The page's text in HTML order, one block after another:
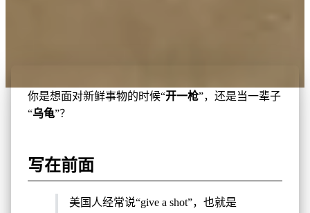
你是想面对新鲜事物的时候“开一枪”，还是当一辈子
“乌龟”？
写在前面
美国人经常说“give a shot”，也就是